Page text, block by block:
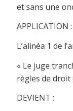
et sans une
APPLICATION :
L’alinéa 1 de
« Le juge
règles de droit
DEVIENT :